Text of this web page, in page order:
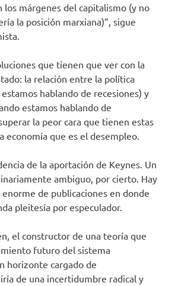
los márgenes del capitalismo (y no
la posición marxiana)”, sigue
que tienen que ver con la
la relación entre la política
hablando de recesiones) y
estamos hablando de
la peor cara que tienen estas
economía que es el desempleo.
de la aportación de Keynes. Un
ambiguo, por cierto. Hay
de publicaciones en donde
pleitesía por especulador.
el constructor de una teoría que
futuro del sistema
horizonte cargado de
de una incertidumbre radical y